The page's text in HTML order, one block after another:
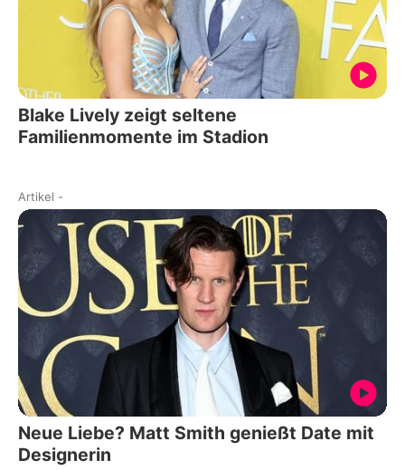
Blake Lively zeigt seltene
Familienmomente im Stadion
Artikel -
Neue Liebe? Matt Smith genießt Date mit
Designerin